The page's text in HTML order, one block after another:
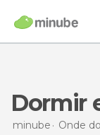
minube Onde